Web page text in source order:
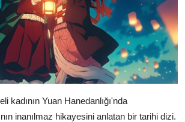
kadının Yuan Hanedanlığı'nda
inanılmaz hikayesini anlatan bir tarihi dizi.